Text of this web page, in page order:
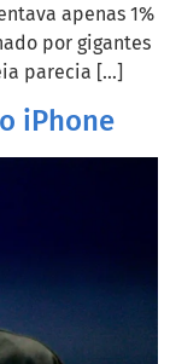
apenas 1%
por gigantes
parecia […]
iPhone